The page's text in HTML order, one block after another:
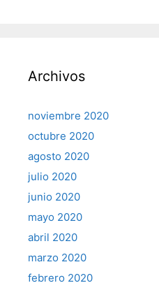
Archivos
noviembre 2020
octubre 2020
agosto 2020
julio 2020
junio 2020
mayo 2020
abril 2020
marzo 2020
febrero 2020